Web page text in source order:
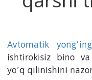
Avtomatik
ishtirokisiz bino
yo’q qilinishini